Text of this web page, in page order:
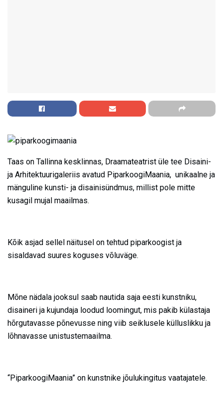
Taas on Tallinna kesklinnas, Draamateatrist üle tee Disaini-
ja Arhitektuurigaleriis avatud PiparkoogiMaania, unikaalne ja
mänguline kunsti- ja disainisündmus, millist pole mitte
kusagil mujal maailmas.
Kõik asjad sellel näitusel on tehtud piparkoogist ja
sisaldavad suures koguses võluväge.
Mõne nädala jooksul saab nautida saja eesti kunstniku,
disaineri ja kujundaja loodud loomingut, mis pakib külastaja
hõrgutavasse põnevusse ning viib seiklusele külluslikku ja
lõhnavasse unistustemaailma.
“PiparkoogiMaania” on kunstnike jõulukingitus vaatajatele.